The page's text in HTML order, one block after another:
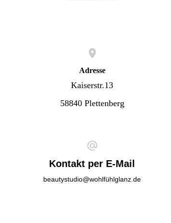
Adresse
Kaiserstr.13
58840 Plettenberg
Kontakt per E-Mail
beautystudio@wohlfühlglanz.de